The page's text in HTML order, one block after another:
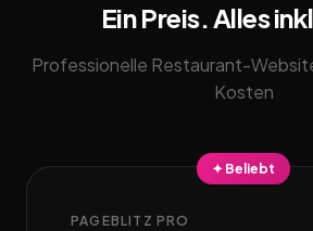
Ein Preis. Alles
Professionelle Restaurant-
Kosten
✦ Beliebt
PAGEBLITZ PRO